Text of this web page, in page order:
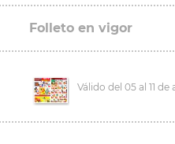
Folleto en vigor
Válido del 05 al 11